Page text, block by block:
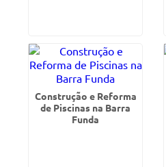
Construção e Reforma
de Piscinas na Barra
Funda